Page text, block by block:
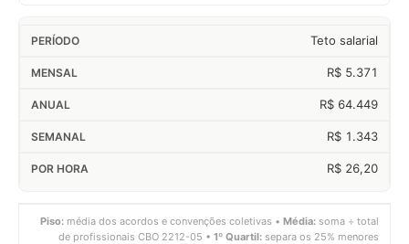
Teto salarial
R$ 5.371
R$ 64.449
R$ 1.343
R$ 26,20
Piso: média dos acordos e convenções coletivas • Média: soma ÷ total
de profissionais CBO 2212-05 • 1º Quartil: separa os 25% menores